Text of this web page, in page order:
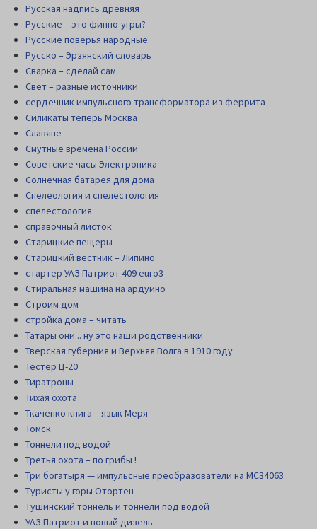
Русская надпись древняя
Русские – это финно-угры?
Русские поверья народные
Русско – Эрзянский словарь
Сварка – сделай сам
Свет – разные источники
сердечник импульсного трансформатора из феррита
Силикаты теперь Москва
Славяне
Смутные времена России
Советские часы Электроника
Солнечная батарея для дома
Спелеология и спелестология
спелестология
справочный листок
Старицкие пещеры
Старицкий вестник – Липино
стартер УАЗ Патриот 409 euro3
Стиральная машина на ардуино
Строим дом
стройка дома – читать
Татары они .. ну это наши родственники
Тверская губерния и Верхняя Волга в 1910 году
Тестер Ц-20
Тиратроны
Тихая охота
Ткаченко книга – язык Меря
Томск
Тоннели под водой
Третья охота – по грибы !
Три богатыря — импульсные преобразователи на MC34063
Туристы у горы Отортен
Тушинский тоннель и тоннели под водой
УАЗ Патриот и новый дизель